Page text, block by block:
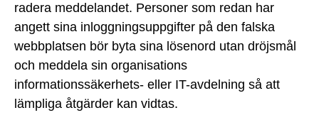
radera meddelandet. Personer som redan har
angett sina inloggningsuppgifter på den falska
webbplatsen bör byta sina lösenord utan dröjsmål
och meddela sin organisations
informationssäkerhets- eller IT-avdelning så att
lämpliga åtgärder kan vidtas.